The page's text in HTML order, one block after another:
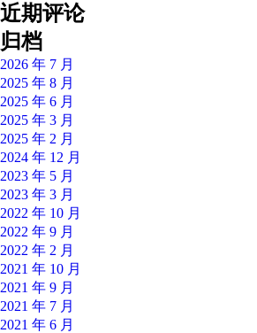
近期评论
归档
2026 年 7 月
2025 年 8 月
2025 年 6 月
2025 年 3 月
2025 年 2 月
2024 年 12 月
2023 年 5 月
2023 年 3 月
2022 年 10 月
2022 年 9 月
2022 年 2 月
2021 年 10 月
2021 年 9 月
2021 年 7 月
2021 年 6 月